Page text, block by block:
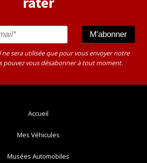
ne sera utilisée que pour vous envoyer notre
pouvez vous désabonner à tout moment.
Accueil
Mes Véhicules
Musées Automobiles